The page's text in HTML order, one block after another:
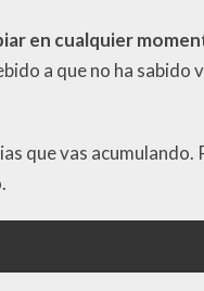
en cualquier
a que no ha
que vas acumulando.